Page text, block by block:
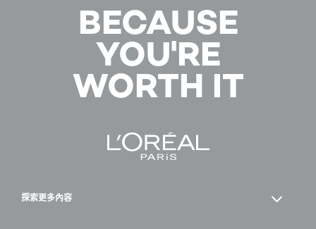
BECAUSE
YOU'RE
WORTH IT
探索更多內容